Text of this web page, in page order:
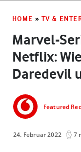
HOME » TV &
Marvel-
Netflix:
Daredevil
Featured
24. Februar 2022 7